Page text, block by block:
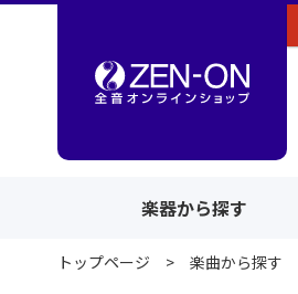
楽器から探す
トップページ 楽曲から探す